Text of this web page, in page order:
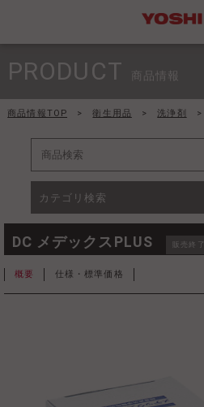
PRODUCT 商品情報
商品情報TOP > 衛生用品 > 洗浄剤 >
カテゴリ検索
DC メデックスPLUS 販売終了
概要 仕様・標準価格